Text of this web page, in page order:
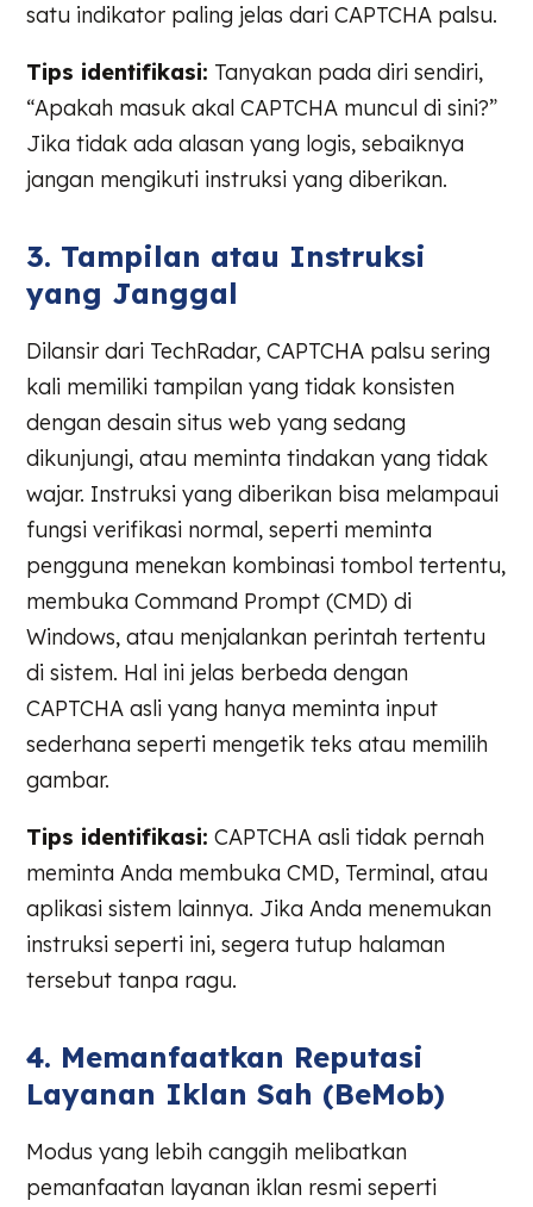
satu indikator paling jelas dari CAPTCHA palsu.
Tips identifikasi: Tanyakan pada diri sendiri,
“Apakah masuk akal CAPTCHA muncul di sini?”
Jika tidak ada alasan yang logis, sebaiknya
jangan mengikuti instruksi yang diberikan.
3. Tampilan atau Instruksi
yang Janggal
Dilansir dari TechRadar, CAPTCHA palsu sering
kali memiliki tampilan yang tidak konsisten
dengan desain situs web yang sedang
dikunjungi, atau meminta tindakan yang tidak
wajar. Instruksi yang diberikan bisa melampaui
fungsi verifikasi normal, seperti meminta
pengguna menekan kombinasi tombol tertentu,
membuka Command Prompt (CMD) di
Windows, atau menjalankan perintah tertentu
di sistem. Hal ini jelas berbeda dengan
CAPTCHA asli yang hanya meminta input
sederhana seperti mengetik teks atau memilih
gambar.
Tips identifikasi: CAPTCHA asli tidak pernah
meminta Anda membuka CMD, Terminal, atau
aplikasi sistem lainnya. Jika Anda menemukan
instruksi seperti ini, segera tutup halaman
tersebut tanpa ragu.
4. Memanfaatkan Reputasi
Layanan Iklan Sah (BeMob)
Modus yang lebih canggih melibatkan
pemanfaatan layanan iklan resmi seperti